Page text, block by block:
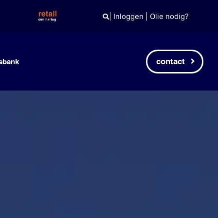
| Inloggen Olie nodig?
contact